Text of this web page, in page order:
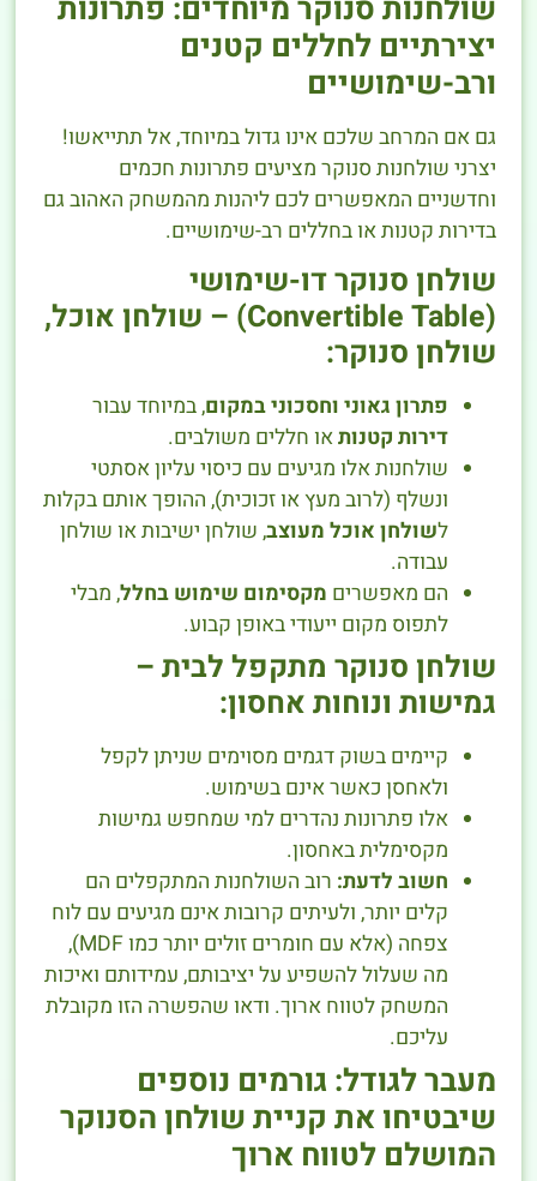
שולחנות סנוקר מיוחדים: פתרונות
יצירתיים לחללים קטנים
ורב-שימושיים
גם אם המרחב שלכם אינו גדול במיוחד, אל תתייאשו!
יצרני שולחנות סנוקר מציעים פתרונות חכמים
וחדשניים המאפשרים לכם ליהנות מהמשחק האהוב גם
בדירות קטנות או בחללים רב-שימושיים.
שולחן סנוקר דו-שימושי
(Convertible Table) – שולחן אוכל,
שולחן סנוקר:
פתרון גאוני וחסכוני במקום, במיוחד עבור
דירות קטנותאו חללים משולבים.
שולחנות אלו מגיעים עם כיסוי עליון אסתטי
ונשלף (לרוב מעץ או זכוכית), ההופך אותם בקלות
לשולחן אוכל מעוצב, שולחן ישיבות או שולחן
עבודה.
הם מאפשרים מקסימום שימוש בחלל, מבלי
לתפוס מקום ייעודי באופן קבוע.
שולחן סנוקר מתקפל לבית –
גמישות ונוחות אחסון:
קיימים בשוק דגמים מסוימים שניתן לקפל
ולאחסן כאשר אינם בשימוש.
אלו פתרונות נהדרים למי שמחפש גמישות
מקסימלית באחסון.
חשוב לדעת: רוב השולחנות המתקפלים הם
קלים יותר, ולעיתים קרובות אינם מגיעים עם לוח
צפחה (אלא עם חומרים זולים יותר כמו MDF),
מה שעלול להשפיע על יציבותם, עמידותם ואיכות
המשחק לטווח ארוך. ודאו שהפשרה הזו מקובלת
עליכם.
מעבר לגודל: גורמים נוספים
שיבטיחו את קניית שולחן הסנוקר
המושלם לטווח ארוך